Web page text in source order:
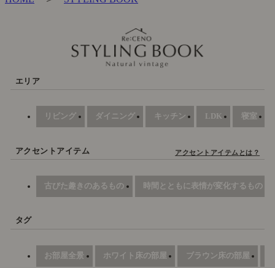
エリア
リビング ダイニング キッチン LDK 寝室
アクセントアイテム アクセントアイテムとは？
古びた趣きのあるもの 時間とともに表情が変化するもの
タグ
お部屋全景 ホワイト床の部屋 ブラウン床の部屋